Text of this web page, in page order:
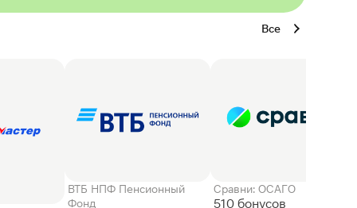
Все
ВТБ НПФ Пенсионный
Фонд
Сравни: ОСАГО
510 бонусов